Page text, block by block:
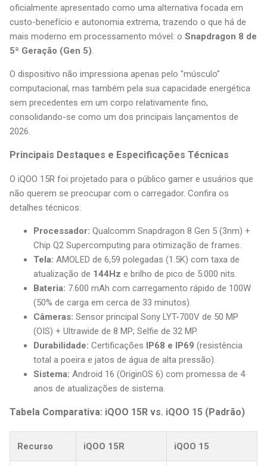
oficialmente apresentado como uma alternativa focada em
custo-benefício e autonomia extrema, trazendo o que há de
mais moderno em processamento móvel: o Snapdragon 8 de
5ª Geração (Gen 5).
O dispositivo não impressiona apenas pelo "músculo"
computacional, mas também pela sua capacidade energética
sem precedentes em um corpo relativamente fino,
consolidando-se como um dos principais lançamentos de
2026.
Principais Destaques e Especificações Técnicas
O iQOO 15R foi projetado para o público gamer e usuários que
não querem se preocupar com o carregador. Confira os
detalhes técnicos:
Processador: Qualcomm Snapdragon 8 Gen 5 (3nm) +
Chip Q2 Supercomputing para otimização de frames.
Tela: AMOLED de 6,59 polegadas (1.5K) com taxa de
atualização de 144Hz e brilho de pico de 5.000 nits.
Bateria: 7.600 mAh com carregamento rápido de 100W
(50% de carga em cerca de 33 minutos).
Câmeras: Sensor principal Sony LYT-700V de 50 MP
(OIS) + Ultrawide de 8 MP; Selfie de 32 MP.
Durabilidade: Certificações IP68 e IP69 (resistência
total a poeira e jatos de água de alta pressão).
Sistema: Android 16 (OriginOS 6) com promessa de 4
anos de atualizações de sistema.
Tabela Comparativa: iQOO 15R vs. iQOO 15 (Padrão)
Recurso iQOO 15R iQOO 15